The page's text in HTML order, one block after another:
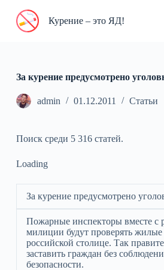
П
и
Курение – это ЯД!
За курение предусмотрено
admin 01.12.2011 Статьи
Поиск среди 5 316 статей.
Loading
За курение предусмотрено
Пожарные инспекторы вместе с
милиции будут проверять
российской столице. Так
заставить граждан без
безопасности.